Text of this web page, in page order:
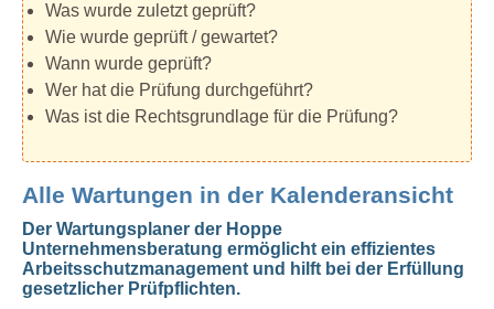
Was wurde zuletzt geprüft?
Wie wurde geprüft / gewartet?
Wann wurde geprüft?
Wer hat die Prüfung durchgeführt?
Was ist die Rechtsgrundlage für die Prüfung?
Alle Wartungen in der Kalenderansicht
Der Wartungsplaner der Hoppe
Unternehmensberatung ermöglicht ein effizientes
Arbeitsschutzmanagement und hilft bei der Erfüllung
gesetzlicher Prüfpflichten.